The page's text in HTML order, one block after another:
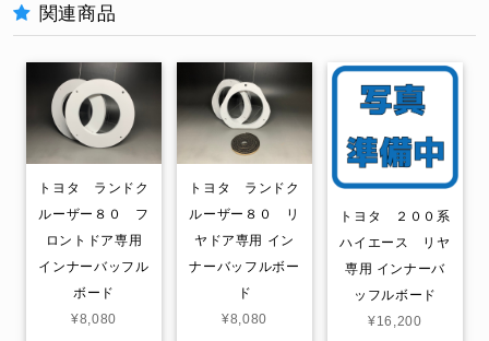
関連商品
トヨタ ランドク
ルーザー８０ フ
ロントドア専用
インナーバッフル
ボード
¥8,080
トヨタ ランドク
ルーザー８０ リ
ヤドア専用 イン
ナーバッフルボー
ド
¥8,080
トヨタ ２００系
ハイエース リヤ
専用 インナーバ
ッフルボード
¥16,200